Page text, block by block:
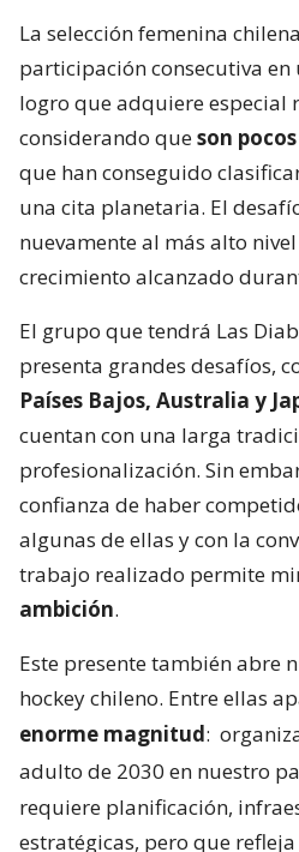
La selección femenina
participación consecutiva
logro que adquiere especial
considerando queson pocos
que han conseguido
una cita planetaria. El
nuevamente al más alto
crecimiento alcanzado
El grupo que tendrá Las
presenta grandes desafíos,
Países Bajos, Australia y
cuentan con una larga
profesionalización. Sin
confianza de haber
algunas de ellas y con la
trabajo realizado permite
ambición.
Este presente también abre
hockey chileno. Entre ellas
enorme magnitud:
adulto de 2030 en nuestro
requiere planificación,
estratégicas, pero que